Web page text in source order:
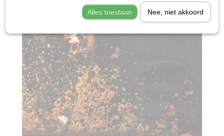
Alles toestaan Nee, niet akkoord